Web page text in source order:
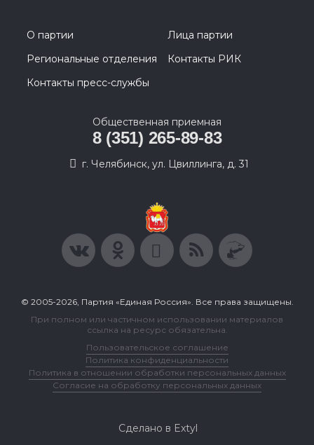
О партии
Лица партии
Региональные отделения
Контакты РИК
Контакты пресс-службы
Общественная приемная
8 (351) 265-89-83
г. Челябинск, ул. Цвиллинга, д. 31
© 2005-2026, Партия «Единая Россия». Все права защищены.
При полном или частичном использовании материалов
ссылка на ресурс обязательна.
Пользовательское соглашение
Политика конфиденциальности
Политика в отношении обработки персональных данных
Согласие на обработку персональных данных
Сделано в Extyl